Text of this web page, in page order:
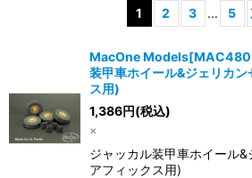
1 2 3 ... 5
MacOne
装甲車ホイール&ジェリカ
ス用)
1,386円(税込)
×
ジャッカル装甲車ホイール
アフィックス用)